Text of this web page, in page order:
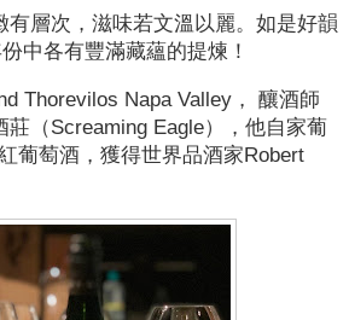
有層次，滋味若文溫以麗。如是好韻
中各有豐滿藏蘊的提煉！
Thorevilos Napa Valley ， 釀酒師
莊（Screaming Eagle），他自家葡
葡萄酒，獲得世界品酒家Robert